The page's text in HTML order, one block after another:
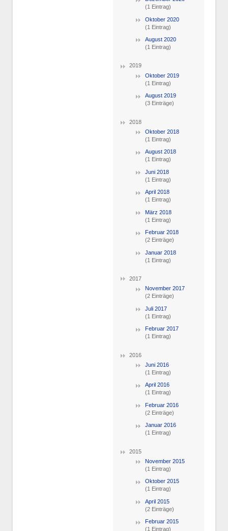
(1 Eintrag)
Oktober 2020
(1 Eintrag)
August 2020
(1 Eintrag)
2019
Oktober 2019
(1 Eintrag)
August 2019
(3 Einträge)
2018
Oktober 2018
(1 Eintrag)
August 2018
(1 Eintrag)
Juni 2018
(1 Eintrag)
April 2018
(1 Eintrag)
März 2018
(1 Eintrag)
Februar 2018
(2 Einträge)
Januar 2018
(1 Eintrag)
2017
November 2017
(2 Einträge)
Juli 2017
(1 Eintrag)
Februar 2017
(1 Eintrag)
2016
Juni 2016
(1 Eintrag)
April 2016
(1 Eintrag)
Februar 2016
(2 Einträge)
Januar 2016
(1 Eintrag)
2015
November 2015
(1 Eintrag)
Oktober 2015
(1 Eintrag)
April 2015
(2 Einträge)
Februar 2015
(1 Eintrag)